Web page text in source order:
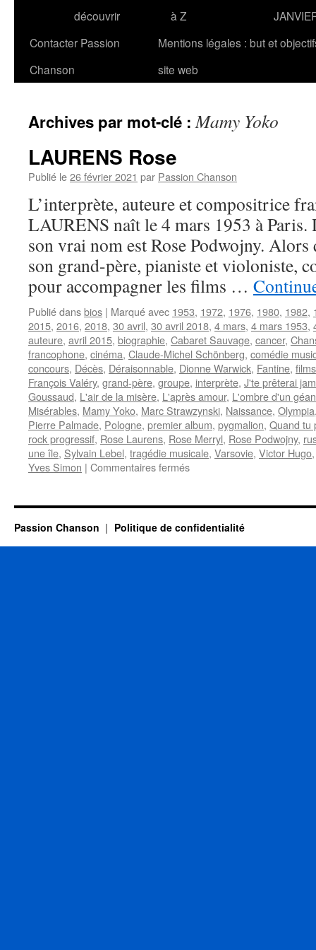
découvrir
à Z
Contacter Passion
Chanson
Mentions légales : but et
site web
Archives par mot-clé :Mamy Yoko
LAURENS Rose
Publié le26 février 2021 par Passion Chanson
L’interprète, auteure et compositrice
LAURENS naît le 4 mars 1953 à Paris.
son vrai nom est Rose Podwojny. Alors
son grand-père, pianiste et violoniste,
pour accompagner les films …
Publié dansbios | Marqué avec 1953, 1972, 1976, 1980, 1982,
2015, 2016, 2018, 30 avril, 30 avril 2018, 4 mars, 4 mars 1953,
auteure, avril 2015, biographie, Cabaret Sauvage, cancer,
francophone, cinéma, Claude-Michel Schönberg, comédie
concours, Décès, Déraisonnable, Dionne Warwick, Fantine,
François Valéry, grand-père, groupe, interprète, J'te prêterai
Goussaud, L'air de la misère, L'après amour, L'ombre d'un
Misérables, Mamy Yoko, Marc Strawzynski, Naissance, Olympia
Pierre Palmade, Pologne, premier album, pygmalion, Quand tu
rock progressif, Rose Laurens, Rose Merryl, Rose Podwojny,
une île, Sylvain Lebel, tragédie musicale, Varsovie, Victor Hugo
Yves Simon | Commentaires ferméssur
Passion Chanson Politique de confidentialité